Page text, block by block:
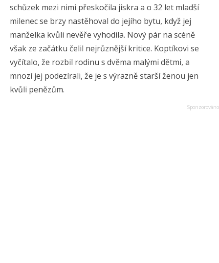
schůzek mezi nimi přeskočila jiskra a o 32 let mladší
milenec se brzy nastěhoval do jejího bytu, když jej
manželka kvůli nevěře vyhodila. Nový pár na scéně
však ze začátku čelil nejrůznější kritice. Koptíkovi se
vyčítalo, že rozbil rodinu s dvěma malými dětmi, a
mnozí jej podezírali, že je s výrazně starší ženou jen
kvůli penězům.